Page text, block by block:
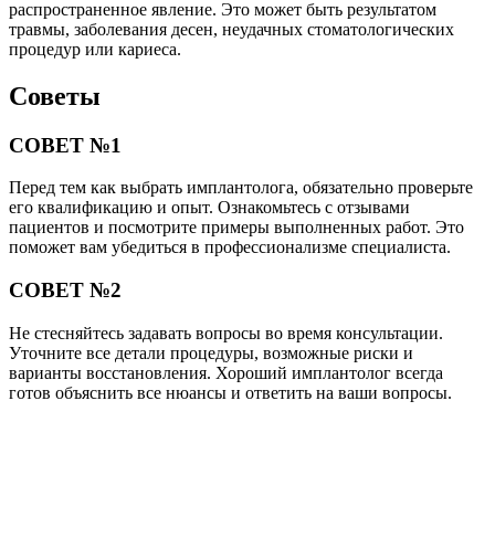
распространенное явление. Это может быть результатом
травмы, заболевания десен, неудачных стоматологических
процедур или кариеса.
Советы
СОВЕТ №1
Перед тем как выбрать имплантолога, обязательно проверьте
его квалификацию и опыт. Ознакомьтесь с отзывами
пациентов и посмотрите примеры выполненных работ. Это
поможет вам убедиться в профессионализме специалиста.
СОВЕТ №2
Не стесняйтесь задавать вопросы во время консультации.
Уточните все детали процедуры, возможные риски и
варианты восстановления. Хороший имплантолог всегда
готов объяснить все нюансы и ответить на ваши вопросы.